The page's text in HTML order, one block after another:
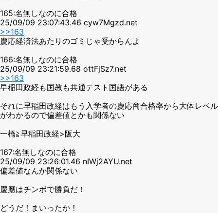
165:名無しなのに合格
25/09/09 23:07:43.46 cyw7Mgzd.net
>>163
慶応経済法あたりのゴミじゃ受からんよ
166:名無しなのに合格
25/09/09 23:21:59.68 ottFjSz7.net
>>163
早稲田政経も国教も共通テスト国語がある
それに早稲田政経はもう入学者の慶応商合格率から大体レベル
がわかるので偏差値とかも関係ない
一橋≧早稲田政経>阪大
167:名無しなのに合格
25/09/09 23:26:01.46 nIWj2AYU.net
偏差値なんか関係ない
慶應はチンボで勝負だ！
どうだ！まいったか！